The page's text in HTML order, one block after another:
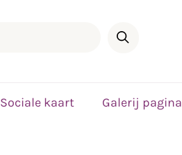
Sociale kaart Galerij pagina